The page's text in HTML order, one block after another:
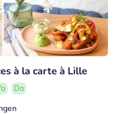
à la carte à Lille
Do